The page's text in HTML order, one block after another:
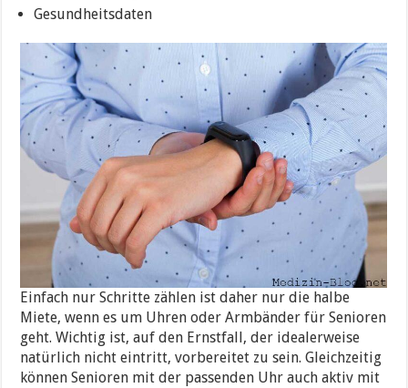
Gesundheitsdaten
Einfach nur Schritte zählen ist daher nur die halbe
Miete, wenn es um Uhren oder Armbänder für Senioren
geht. Wichtig ist, auf den Ernstfall, der idealerweise
natürlich nicht eintritt, vorbereitet zu sein. Gleichzeitig
können Senioren mit der passenden Uhr auch aktiv mit